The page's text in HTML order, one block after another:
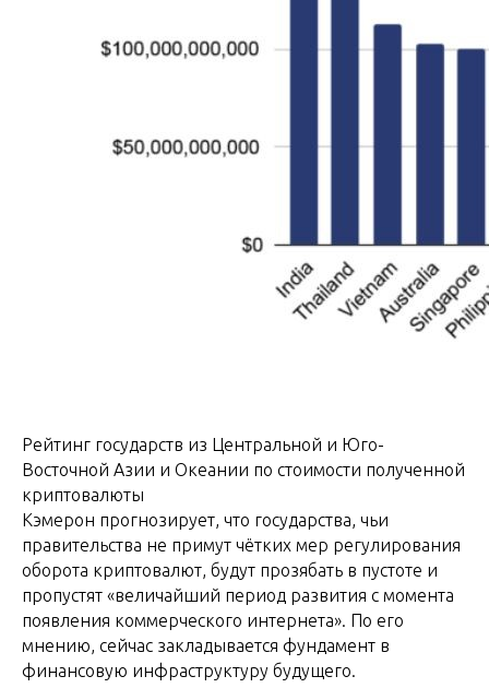
Рейтинг государств из Центральной и Юго-
Восточной Азии и Океании по стоимости полученной
криптовалюты
Кэмерон прогнозирует, что государства, чьи
правительства не примут чётких мер регулирования
оборота криптовалют, будут прозябать в пустоте и
пропустят «величайший период развития с момента
появления коммерческого интернета». По его
мнению, сейчас закладывается фундамент в
финансовую инфраструктуру будущего.